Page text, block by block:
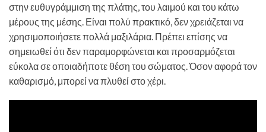
στην ευθυγράμμιση της πλάτης, του λαιμού και του κάτω
μέρους της μέσης. Είναι πολύ πρακτικό, δεν χρειάζεται να
χρησιμοποιήσετε πολλά μαξιλάρια. Πρέπει επίσης να
σημειωθεί ότι δεν παραμορφώνεται και προσαρμόζεται
εύκολα σε οποιαδήποτε θέση του σώματος. Όσον αφορά τον
καθαρισμό, μπορεί να πλυθεί στο χέρι.